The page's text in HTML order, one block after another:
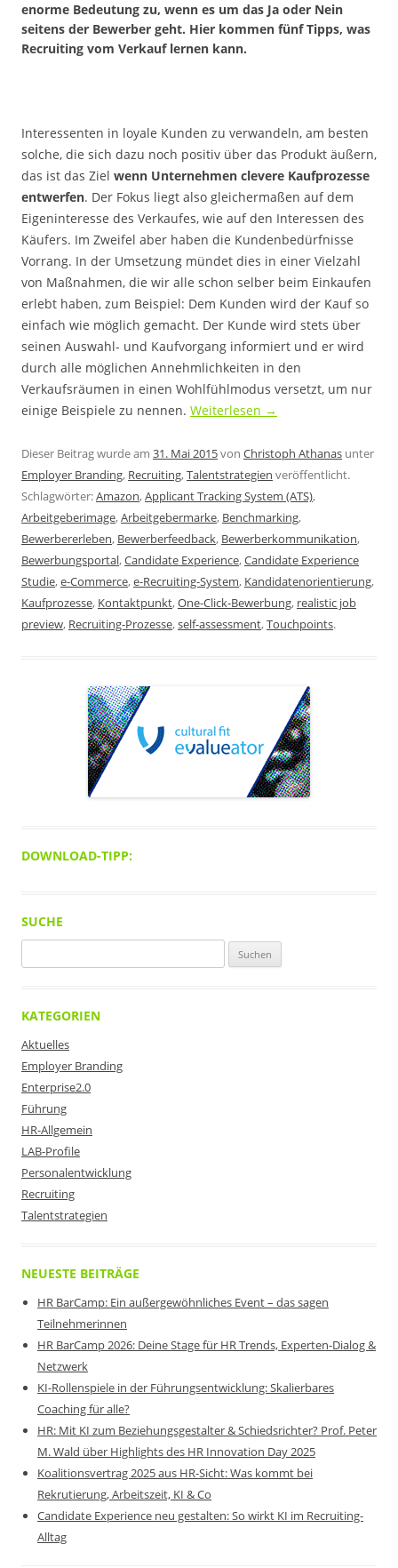
enorme Bedeutung zu, wenn es um das Ja oder Nein
seitens der Bewerber geht. Hier kommen fünf Tipps, was
Recruiting vom Verkauf lernen kann.
Interessenten in loyale Kunden zu verwandeln, am besten
solche, die sich dazu noch positiv über das Produkt äußern,
das ist das Ziel wenn Unternehmen clevere Kaufprozesse
entwerfen. Der Fokus liegt also gleichermaßen auf dem
Eigeninteresse des Verkaufes, wie auf den Interessen des
Käufers. Im Zweifel aber haben die Kundenbedürfnisse
Vorrang. In der Umsetzung mündet dies in einer Vielzahl
von Maßnahmen, die wir alle schon selber beim Einkaufen
erlebt haben, zum Beispiel: Dem Kunden wird der Kauf so
einfach wie möglich gemacht. Der Kunde wird stets über
seinen Auswahl- und Kaufvorgang informiert und er wird
durch alle möglichen Annehmlichkeiten in den
Verkaufsräumen in einen Wohlfühlmodus versetzt, um nur
einige Beispiele zu nennen. Weiterlesen →
Dieser Beitrag wurde am 31. Mai 2015von Christoph Athanas unter
Employer Branding, Recruiting,Talentstrategien veröffentlicht.
Schlagwörter:Amazon,Applicant Tracking System (ATS),
Arbeitgeberimage,Arbeitgebermarke, Benchmarking,
Bewerbererleben, Bewerberfeedback, Bewerberkommunikation,
Bewerbungsportal,Candidate Experience,Candidate Experience
Studie,e-Commerce,e-Recruiting-System, Kandidatenorientierung,
Kaufprozesse, Kontaktpunkt,One-Click-Bewerbung, realistic job
preview, Recruiting-Prozesse,self-assessment,Touchpoints.
DOWNLOAD-TIPP:
SUCHE
nach:
KATEGORIEN
Aktuelles
Employer Branding
Enterprise2.0
Führung
HR-Allgemein
LAB-Profile
Personalentwicklung
Recruiting
Talentstrategien
NEUESTE BEITRÄGE
HR BarCamp: Ein außergewöhnliches Event – das sagen
Teilnehmerinnen
HR BarCamp 2026: Deine Stage für HR Trends, Experten-Dialog &
Netzwerk
KI-Rollenspiele in der Führungsentwicklung: Skalierbares
Coaching für alle?
HR: Mit KI zum Beziehungsgestalter & Schiedsrichter? Prof. Peter
M. Wald über Highlights des HR Innovation Day 2025
Koalitionsvertrag 2025 aus HR-Sicht: Was kommt bei
Rekrutierung, Arbeitszeit, KI & Co
Candidate Experience neu gestalten: So wirkt KI im Recruiting-
Alltag